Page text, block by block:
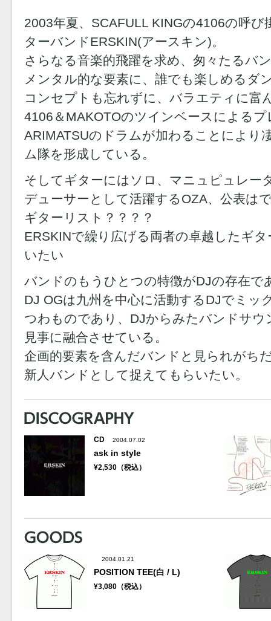
2003年夏、SCAFULL KINGの4106の呼
ターバンドERSKIN(アースキン)。
さらなる音楽的飛躍を求め、匆々たるバ
メンタル的な要素に、誰でも楽しめるダ
コンセプトも忘れずに、バラエティに富
4106＆MAKOTOのツインベースによる
ARIMATSUのドラムが加わることにより
ム隊を形成している。
そしてギターにはソロ、マニュピュレー
デューサーとして活躍するOZA、公表は
ギターリスト？？？？
ERSKINで繰り広げる両者の卓越したギ
いたい
バンドのもうひとつの特徴がDJの存在で
DJ OGは九州を中心に活動するDJでミッ
つわものであり、DJからみたバンドサ
見事に融合させている。
企画的要素を含んだバンドと見られがち
新人バンドとして捉えてもらいたい。
CD 2004.07.02
ask in style
¥2,530（税込）
2004.01.21
POSITION TEE(白 / L)
¥3,080（税込）